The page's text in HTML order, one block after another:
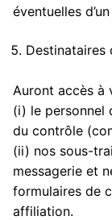
éventuelles
Destinataires
Auront accès à
(i) le personnel
du contrôle
(ii) nos sous-
messagerie et
formulaires de
affiliation.